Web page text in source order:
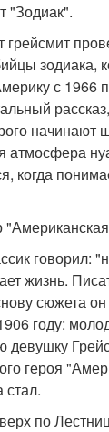
"Зодиак".
зодиака,
с 1966
начинают
атмосфера
когда
говорил:
жизнь.
сюжета он
году:
девушку
героя
стал.
по